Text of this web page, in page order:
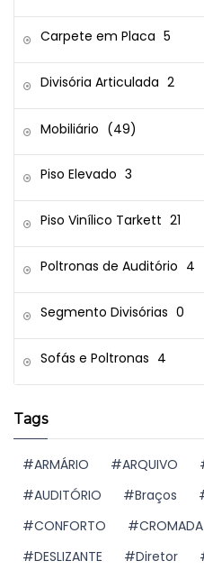
Carpete em Placa 5
Divisória Articulada 2
Mobiliário (49)
Piso Elevado 3
Piso Vinílico Tarkett 21
Poltronas de Auditório 4
Segmento Divisórias 0
Sofás e Poltronas 4
Tags
ARMÁRIO ARQUIVO
AUDITÓRIO
Braços
CONFORTO
CROMADA
DESLIZANTE
Diretor